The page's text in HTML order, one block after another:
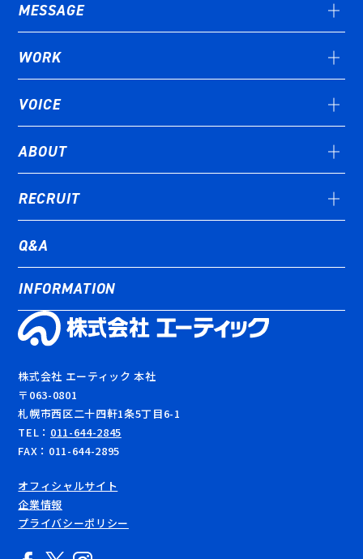
株式会社 エーティック 本社
〒063-0801
札幌市西区二十四軒1条5丁目6-1
TEL： 011-644-2845
FAX：011-644-2895
オフィシャルサイト
企業情報
プライバシーポリシー
MESSAGE
WORK
VOICE
STORY#05
EPISODE#01 EPISODE#02
EPISODE#03
ABOUT
RECRUIT
Q&A
INFORMATION